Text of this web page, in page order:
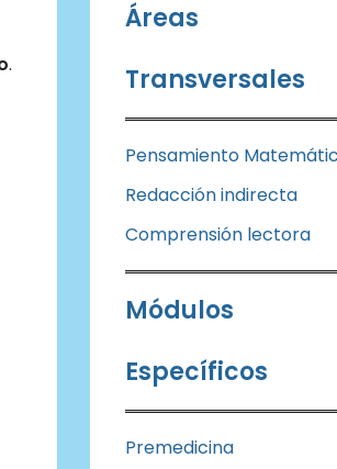
.
Áreas
Transversales
Pensamiento
Redacción indirecta
Comprensión lectora
Módulos
Específicos
Premedicina